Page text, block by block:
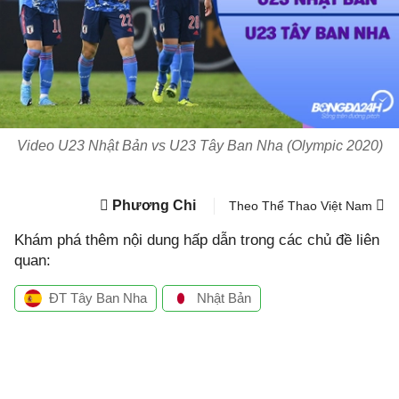
Video U23 Nhật Bản vs U23 Tây Ban Nha (Olympic 2020)
Phương Chi Theo Thể Thao Việt Nam
Khám phá thêm nội dung hấp dẫn trong các chủ đề liên
quan:
ĐT Tây Ban Nha Nhật Bản